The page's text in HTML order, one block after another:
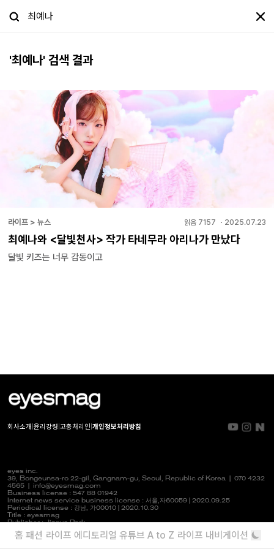
'최예나' 검색 결과
라이프 > 뉴스 읽음 7157 ・ 2025.07.23
최예나와 <달빛천사> 작가 타네무라 아리나가 만났다
달빛 키즈는 너무 감동이고
회사소개 윤리강령 고충처리인 개인정보처리방침
eyes inc.
39, Bongeunsa-ro 22-gil, Gangnam-gu, Seoul, Republic of Korea | 070 4232
4565
info@eyesmag.com
Business license : 547 88 01942
Internet news service business license : 서울,자60059 | 2020.09.25
Periodical license : 강남, 가00010 | 2020.10.30
Title : eyesmag
Publisher : Jinpyo Park
News manager & Editorial officer : Youlim Heo
홈 패션 라이프 에디토리얼 유튜브 A to Z 라이프 내비게이션